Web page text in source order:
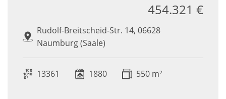
Rudolf-Breitscheid-Str. 14, 06628
Naumburg (Saale)
454.321 €
13361 1880 550 m²